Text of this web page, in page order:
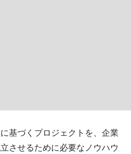
基づくプロジェクトを、企業
させるために必要なノウハウ